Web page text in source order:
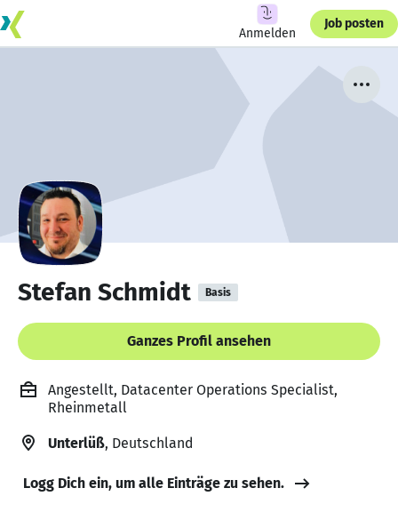
Anmelden
Job posten
Stefan Schmidt Basis
Ganzes Profil ansehen
Angestellt, Datacenter Operations Specialist,
Rheinmetall
Unterlüß, Deutschland
Logg Dich ein, um alle Einträge zu sehen.